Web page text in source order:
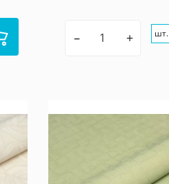
– + шт.